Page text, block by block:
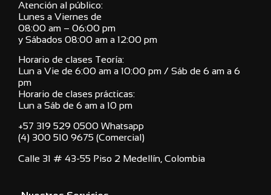
Atención al público:
Lunes a Viernes de
08:00 am – 06:00 pm
y Sábados 08:00 am a 12:00 pm
Horario de clases Teoría:
Lun a Vie de 6:00 am a 10:00 pm / Sáb de 6 am a 6
pm
Horario de clases prácticas:
Lun a Sáb de 6 am a 10 pm
+57 319 529 0500 Whatsapp
(4) 300 510 9675 (Comercial)
Calle 31 # 43-55 Piso 2 Medellín, Colombia